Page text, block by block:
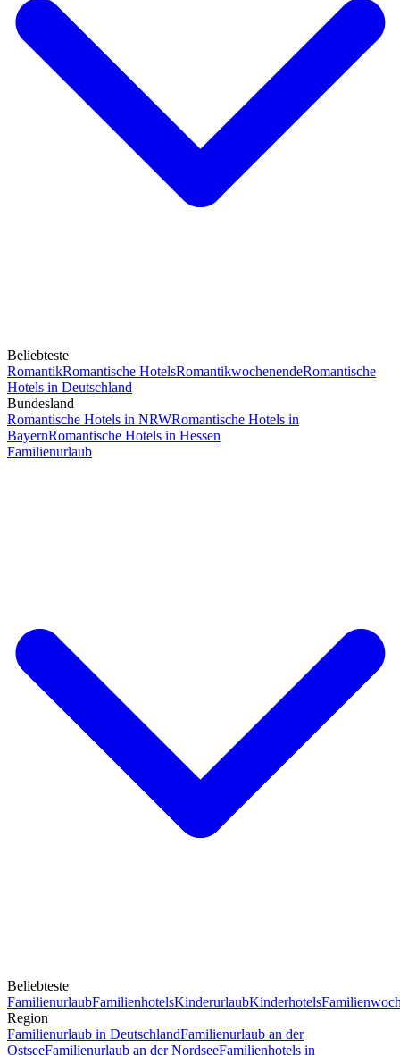
Beliebteste
RomantikRomantische HotelsRomantikwochenendeRomantische
Hotels in Deutschland
Bundesland
Romantische Hotels in NRWRomantische Hotels in
BayernRomantische Hotels in Hessen
Familienurlaub
Beliebteste
FamilienurlaubFamilienhotelsKinderurlaubKinderhotels
Region
Familienurlaub in DeutschlandFamilienurlaub an der
OstseeFamilienurlaub an der NordseeFamilienhotels in